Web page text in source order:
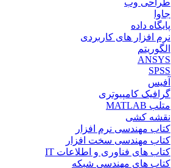
جاوا
پایگاه داده
نرم افزار های کاربردی
الگوریتم
ANSYS
SPSS
آفیس
گرافیک کامپیوتری
متلب MATLAB
نقشه کشی
کتاب مهندسی نرم افزار
کتاب مهندسی سخت افزار
کتاب های فناوری و اطلاعات IT
کتاب های مهندسی شبکه